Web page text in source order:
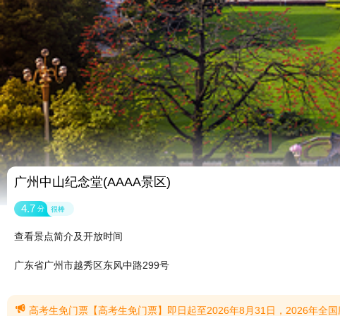
广州中山纪念堂(AAAA景区)
4.7 分 很棒
查看景点简介及开放时间
广东省广州市越秀区东风中路299号
 高考生免门票【高考生免门票】即日起至2026年8月31日，2026年全